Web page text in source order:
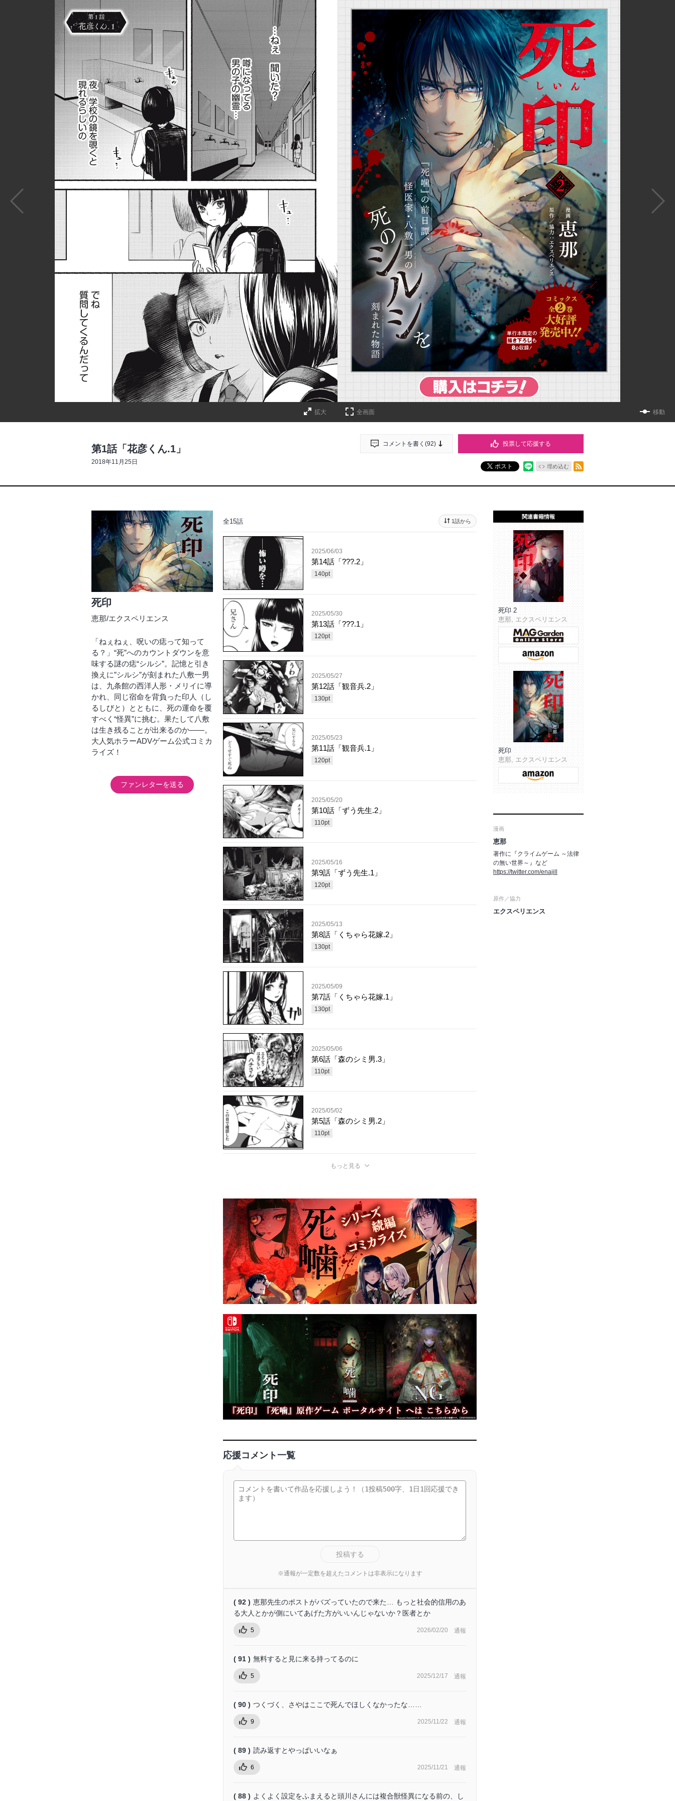
詳細ページへのリンク
拡大 全画面 移動
第1話「花彦くん.1」
2018年11月25日
投票して応援する
コメントを書く(92)
ポスト 埋め込む
死印
恵那/エクスペリエンス
「ねぇねぇ、呪いの痣って知って
る？」“死”へのカウントダウンを意
味する謎の痣“シルシ”。記憶と引き
換えに”シルシ”が刻まれた八敷一男
は、九条館の西洋人形・メリイに導
かれ、同じ宿命を背負った印人（し
るしびと）とともに、死の運命を覆
すべく“怪異”に挑む。果たして八敷
は生き残ることが出来るのか――。
大人気ホラーADVゲーム公式コミカ
ライズ！
ファンレターを送る
全15話 1話から
2025/06/03
第14話「???.2」
140pt
2025/05/30
第13話「???.1」
120pt
2025/05/27
第12話「観音兵.2」
130pt
2025/05/23
第11話「観音兵.1」
120pt
2025/05/20
第10話「ずう先生.2」
110pt
2025/05/16
第9話「ずう先生.1」
120pt
2025/05/13
第8話「くちゃら花嫁.2」
130pt
2025/05/09
第7話「くちゃら花嫁.1」
130pt
2025/05/06
第6話「森のシミ男.3」
110pt
2025/05/02
第5話「森のシミ男.2」
110pt
もっと見る
応援コメント一覧
投稿する
※通報が一定数を超えたコメントは非表示になります
( 92 ) 恵那先生のポストがバズっていたので来た… もっと社会的信用のあ
る大人とかが側にいてあげた方がいいんじゃないか？医者とか
5 2026/02/20 通報
( 91 ) 無料すると見に来る持ってるのに
5 2025/12/17 通報
( 90 ) つくづく、さやはここで死んでほしくなかったな……
9 2025/11/22 通報
( 89 ) 読み返すとやっぱいいなぁ
6 2025/11/21 通報
( 88 ) よくよく設定をふまえると頭川さんには複合獣怪異になる前の、し
関連書籍情報
死印 2
恵那, エクスペリエンス
死印
恵那, エクスペリエンス
漫画
恵那
著作に『クライムゲーム ～法律
の無い世界～』など
https://twitter.com/enajill
原作／協力
エクスペリエンス